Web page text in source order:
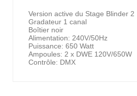
Version active du Stage Blinder 2
Gradateur 1 canal
Boîtier noir
Alimentation: 240V/50Hz
Puissance: 650 Watt
Ampoules: 2 x DWE 120V/650W
Contrôle: DMX